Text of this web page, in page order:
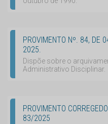
PROVIMENTO Nº. 84, DE
2025.
Dispõe sobre o
Administrativo Disciplinar.
PROVIMENTO
83/2025